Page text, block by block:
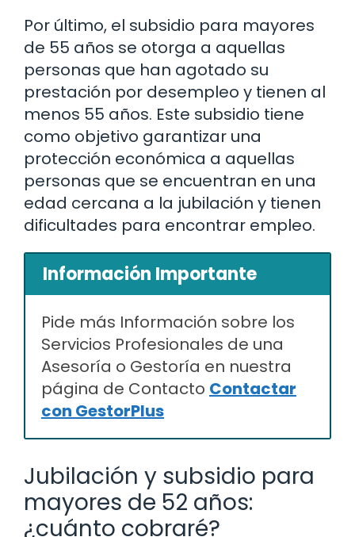
Por último, el subsidio para mayores
de 55 años se otorga a aquellas
personas que han agotado su
prestación por desempleo y tienen al
menos 55 años. Este subsidio tiene
como objetivo garantizar una
protección económica a aquellas
personas que se encuentran en una
edad cercana a la jubilación y tienen
dificultades para encontrar empleo.
Información Importante
Pide más Información sobre los
Servicios Profesionales de una
Asesoría o Gestoría en nuestra
página de Contacto Contactar
con GestorPlus
Jubilación y subsidio para
mayores de 52 años:
¿cuánto cobraré?